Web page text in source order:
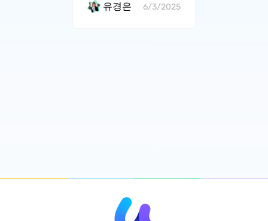
유경은 6/3/2025